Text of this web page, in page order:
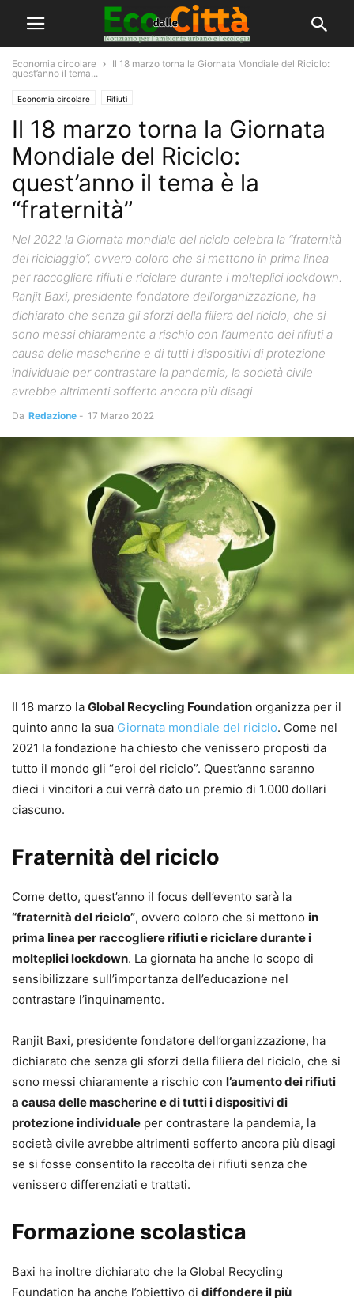
Economia circolare
Il 18 marzo torna la Giornata Mondiale del Riciclo:
quest’anno il tema...
Economia circolare Rifiuti
Il 18 marzo torna la Giornata
Mondiale del Riciclo:
quest’anno il tema è la
“fraternità”
Nel 2022 la Giornata mondiale del riciclo celebra la “fraternità
del riciclaggio”, ovvero coloro che si mettono in prima linea
per raccogliere rifiuti e riciclare durante i molteplici lockdown.
Ranjit Baxi, presidente fondatore dell’organizzazione, ha
dichiarato che senza gli sforzi della filiera del riciclo, che si
sono messi chiaramente a rischio con l’aumento dei rifiuti a
causa delle mascherine e di tutti i dispositivi di protezione
individuale per contrastare la pandemia, la società civile
avrebbe altrimenti sofferto ancora più disagi
Da Redazione - 17 Marzo 2022
Il 18 marzo la Global Recycling Foundation organizza per il
quinto anno la sua Giornata mondiale del riciclo. Come nel
2021 la fondazione ha chiesto che venissero proposti da
tutto il mondo gli “eroi del riciclo”. Quest’anno saranno
dieci i vincitori a cui verrà dato un premio di 1.000 dollari
ciascuno.
Fraternità del riciclo
Come detto, quest’anno il focus dell’evento sarà la
“fraternità del riciclo”, ovvero coloro che si mettono in
prima linea per raccogliere rifiuti e riciclare durante i
molteplici lockdown. La giornata ha anche lo scopo di
sensibilizzare sull’importanza dell’educazione nel
contrastare l’inquinamento.
Ranjit Baxi, presidente fondatore dell’organizzazione, ha
dichiarato che senza gli sforzi della filiera del riciclo, che si
sono messi chiaramente a rischio con l’aumento dei rifiuti
a causa delle mascherine e di tutti i dispositivi di
protezione individuale per contrastare la pandemia, la
società civile avrebbe altrimenti sofferto ancora più disagi
se si fosse consentito la raccolta dei rifiuti senza che
venissero differenziati e trattati.
Formazione scolastica
Baxi ha inoltre dichiarato che la Global Recycling
Foundation ha anche l’obiettivo di diffondere il più